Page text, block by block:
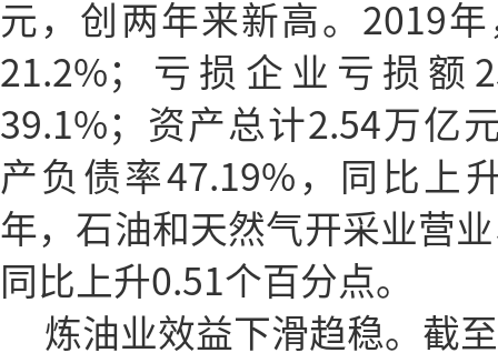
元，创两年来新高。2019
21.2%；亏损企业亏损额
39.1%；资产总计2.54万亿
产负债率47.19%，同比上
年，石油和天然气开采业营
同比上升0.51个百分点。
炼油业效益下滑趋稳。截